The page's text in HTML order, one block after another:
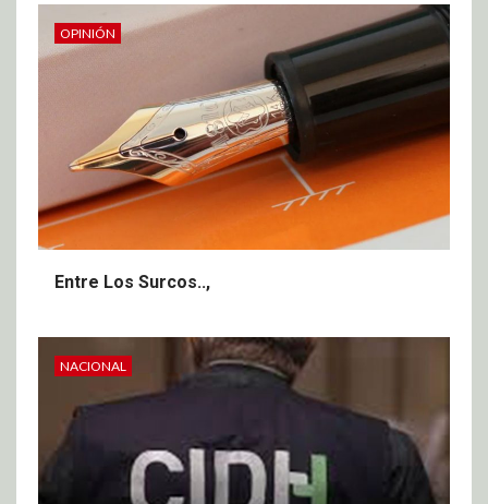
OPINIÓN
Entre Los Surcos..,
NACIONAL